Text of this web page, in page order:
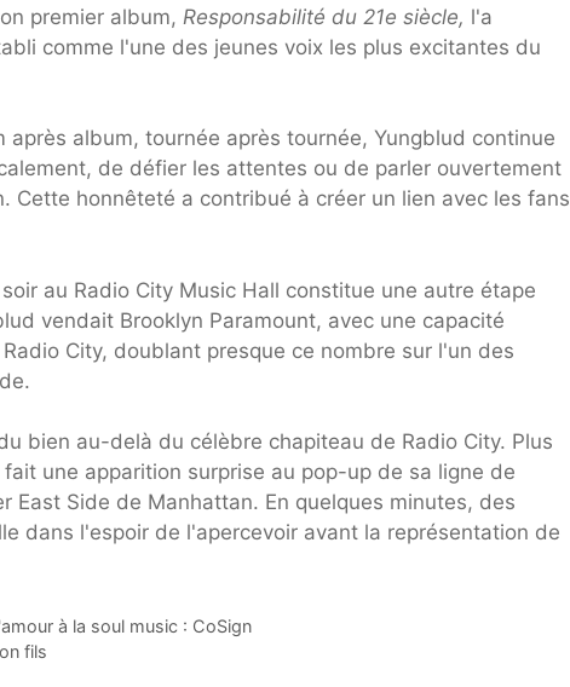
premier album, Responsabilité du 21e siècle, l'a
comme l'une des jeunes voix les plus excitantes du
album, tournée après tournée, Yungblud continue
de défier les attentes ou de parler ouvertement
Cette honnêteté a contribué à créer un lien avec les fans
au Radio City Music Hall constitue une autre étape
vendait Brooklyn Paramount, avec une capacité
City, doublant presque ce nombre sur l'un des
bien au-delà du célèbre chapiteau de Radio City. Plus
une apparition surprise au pop-up de sa ligne de
East Side de Manhattan. En quelques minutes, des
dans l'espoir de l'apercevoir avant la représentation de
à la soul music : CoSign
fils